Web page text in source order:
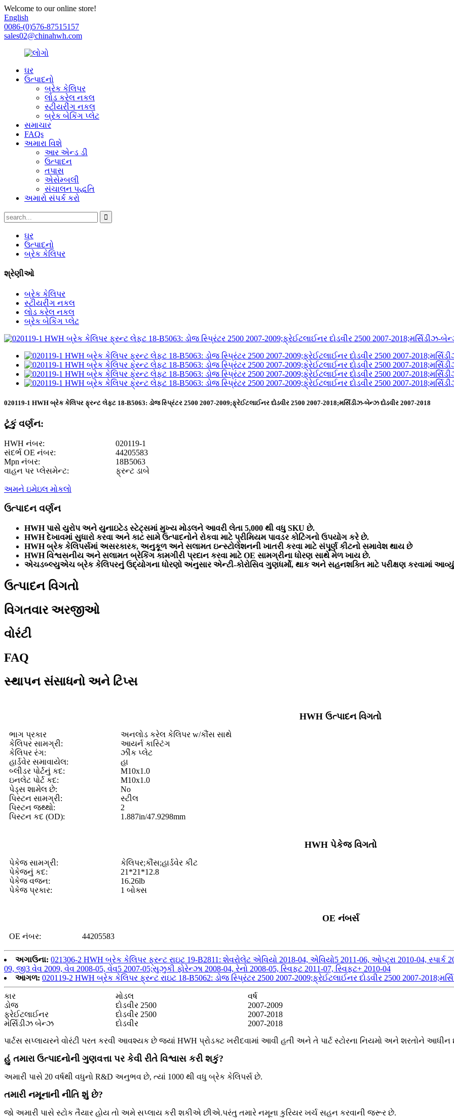
Welcome to our online store!
English
0086-(0)576-87515157
sales02@chinahwh.com
ઘર
ઉત્પાદનો
બ્રેક કેલિપર
લોડ કરેલ નકલ
સ્ટીયરીંગ નકલ
બ્રેક બેકિંગ પ્લેટ
સમાચાર
FAQs
અમારા વિશે
આર એન્ડ ડી
ઉત્પાદન
તપાસ
એસેમ્બલી
સંચાલન પદ્ધતિ
અમારો સંપર્ક કરો
ઘર
ઉત્પાદનો
બ્રેક કેલિપર
શ્રેણીઓ
બ્રેક કેલિપર
સ્ટીયરીંગ નકલ
લોડ કરેલ નકલ
બ્રેક બેકિંગ પ્લેટ
020119-1 HWH બ્રેક કેલિપર ફ્રન્ટ લેફ્ટ 18-B5063: ડોજ સ્પ્રિંટર 2500 2007-2009;ફ્રેઈટલાઈનર દોડવીર 2500 2007-2018;મર્સિડીઝ-બેન્ઝ દોડવીર 2007-2018
ટૂંકું વર્ણન:
HWH નંબર:
020119-1
સંદર્ભ OE નંબર:
44205583
Mpn નંબર:
18B5063
વાહન પર પ્લેસમેન્ટ:
ફ્રન્ટ ડાબે
અમને ઇમેઇલ મોકલો
ઉત્પાદન વર્ણન
HWH પાસે યુરોપ અને યુનાઇટેડ સ્ટેટ્સમાં મુખ્ય મોડલને આવરી લેતા 5,000 થી વધુ SKU છે.
HWH દેખાવમાં સુધારો કરવા અને કાટ સામે ઉત્પાદનોને રોકવા માટે પ્રીમિયમ પાવડર કોટિંગનો ઉપયોગ કરે છે.
HWH બ્રેક કેલિપર્સમાં અસરકારક, અનુકૂળ અને સલામત ઇન્સ્ટોલેશનની ખાતરી કરવા માટે સંપૂર્ણ કીટનો સમાવેશ થાય છે
HWH વિશ્વસનીય અને સલામત બ્રેકિંગ કામગીરી પ્રદાન કરવા માટે OE સામગ્રીના ધોરણ સાથે મેળ ખાય છે.
એચડબ્લ્યુએચ બ્રેક કેલિપરનું ઉદ્યોગના ધોરણો અનુસાર એન્ટી-કોરોસિવ ગુણધર્મો, થાક અને સહનશક્તિ માટે પરીક્ષણ કરવામાં
ઉત્પાદન વિગતો
વિગતવાર અરજીઓ
વોરંટી
FAQ
સ્થાપન સંસાધનો અને ટિપ્સ
HWH ઉત્પાદન વિગતો
ભાગ પ્રકાર
અનલોડ કરેલ કેલિપર w/કૌંસ સાથે
કેલિપર સામગ્રી:
આયર્ન કાસ્ટિંગ
કેલિપર રંગ:
ઝીંક પ્લેટ
હાર્ડવેર સમાવાયેલ:
હા
બ્લીડર પોર્ટનું કદ:
M10x1.0
ઇનલેટ પોર્ટ કદ:
M10x1.0
પેડ્સ શામેલ છે:
No
પિસ્ટન સામગ્રી:
સ્ટીલ
પિસ્ટન જથ્થો:
2
પિસ્ટન કદ (OD):
1.887in/47.9298mm
HWH પેકેજ વિગતો
પેકેજ સામગ્રી:
કેલિપર;કૌંસ;હાર્ડવેર કીટ
પેકેજનું કદ:
21*21*12.8
પેકેજ વજન:
16.26lb
પેકેજ પ્રકાર:
1 બોક્સ
OE નંબર્સ
OE નંબર: 44205583
અગાઉના: 021306-2 HWH બ્રેક કેલિપર ફ્રન્ટ રાઇટ 19-B2811: શેવરોલેટ એવિયો 2018-04, એવિયો5 2011-06, ઓપ્ટ્રા 2010-04, સ્પાર્ક
09, જી3 વેવ 2009, વેવ 2008-05, વેવ5 2007-05;સુઝુકી ફોરેન્ઝા 2008-04, રેનો 2008-05, સ્વિફ્ટ 2011-07, સ્વિફ્ટ+ 2010-04
આગળ: 020119-2 HWH બ્રેક કેલિપર ફ્રન્ટ રાઇટ 18-B5062: ડોજ સ્પ્રિંટર 2500 2007-2009;ફ્રેઈટલાઈનર દોડવીર 2500 2007-
કાર મોડલ
વર્ષ
ડોજ
દોડવીર 2500
2007-2009
ફ્રેઈટલાઈનર
દોડવીર 2500
2007-2018
મર્સિડીઝ બેન્ઝ
દોડવીર
2007-2018
પાર્ટસ સપ્લાયરને વોરંટી પરત કરવી આવશ્યક છે જ્યાં HWH પ્રોડક્ટ ખરીદવામાં આવી હતી અને તે પાર્ટ સ્ટોરના નિયમો અને શરતોને આધીન
હું તમારા ઉત્પાદનોની ગુણવત્તા પર કેવી રીતે વિશ્વાસ કરી શકું?
અમારી પાસે 20 વર્ષથી વધુનો R&D અનુભવ છે, ત્યાં 1000 થી વધુ બ્રેક કેલિપર્સ છે.
તમારી નમૂનાની નીતિ શું છે?
જો અમારી પાસે સ્ટોક તૈયાર હોય તો અમે સપ્લાય કરી શકીએ છીએ.પરંતુ તમારે નમૂના કુરિયર ખર્ચ સહન કરવાની જરૂર છે.